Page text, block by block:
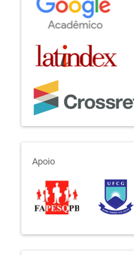
apoio
Apoio